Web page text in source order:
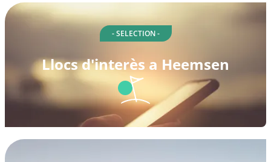
- SELECTION -
Llocs d'interès a Heemsen